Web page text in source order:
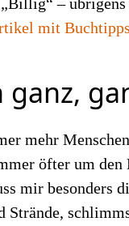
mit Buchtipps
ganz,
mehr
öfter um
mir besonders
Strände,